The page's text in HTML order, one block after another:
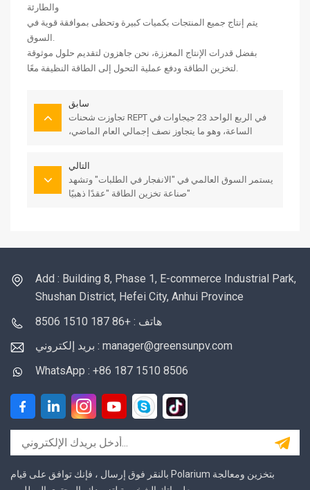
والطارئة
يتم إنتاج جميع المنتجات بكميات كبيرة وتحظى بموافقة قوية في
السوق.
بفضل قدرات الإنتاج المعززة، نحن جاهزون لتقديم حلول موثوقة
لتخزين الطاقة ودفع عملية التحول إلى الطاقة النظيفة معًا.
سابق
تجاوزت شحنات REPT في الربع الواحد 23 جيجاوات في
الساعة، وهو ما يتجاوز نصف إجمالي العام الماضي،
التالي
يستمر السوق العالمي في "الانفجار في الطلبات" وتشهد
صناعة تخزين الطاقة "عقدًا ذهبيًا"
Add : Building 8, Phase 1, E-commerce Industrial Park,
Shushan District, Hefei City, Anhui Province
هاتف : +86 187 1510 8506
بريد إلكتروني : manager@greensunpv.com
WhatsApp : +86 187 1510 8506
بالنقر فوق إرسال ، فإنك توافق على قيام Polarium بتخزين ومعالجة